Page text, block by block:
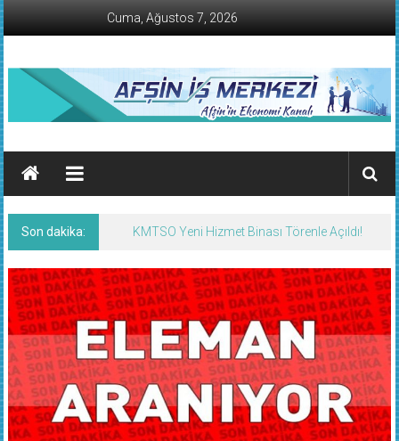
İçeriğe
geç
Cuma, Ağustos 7, 2026
AFŞİN
İŞ
MERKEZİ
Afşin'in
Ekonomi
Kanalı
Son dakika: KMTSO Yeni Hizmet Binası Törenle Açıldı!